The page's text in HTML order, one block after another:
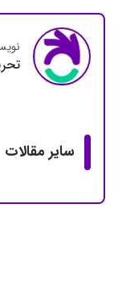
سایر مقالات